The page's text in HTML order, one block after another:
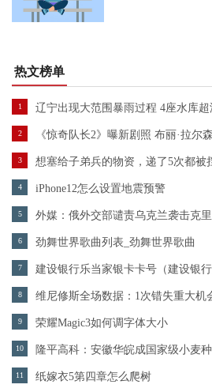
热文榜单
1 辽宁出现大范围暴雨过程 4座水库超
2 《惊奇队长2》曝新剧照 布丽·拉尔
3 想塞给子弟兵的物资，递了5次都被
4 iPhone12怎么设置地震预警
5 外媒：俄外交部谴责乌克兰袭击克
6 劲舞世界歌曲列表_劲舞世界歌曲
7 建设银行乐当家银卡卡号（建设银行
8
9 荣耀Magic3如何调字体大小
10 隆平高科：安徽华皖成国家级小麦
11 纸嫁衣5第四章怎么爬树